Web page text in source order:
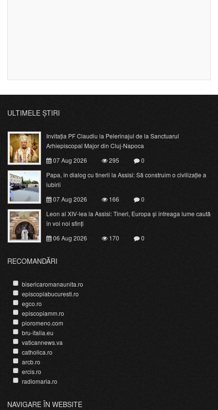
ULTIMELE ȘTIRI
Invitația PF Claudiu la Pelerinajul de la Sanctuarul
Arhiepiscopal Major din Cluj-Napoca
07 Aug 2026
295
0
Papa, în dialog cu tinerii la Assisi: Să construim o civilizație a
iubirii
07 Aug 2026
166
0
Leon al XIV-lea la Assisi: Tineri, Europa și întreaga lume caută
în voi noi sfinți
06 Aug 2026
170 0
RECOMANDĂRI
bisericaromanaunita.ro
episcopiabucuresti.ro
egco.ro
episcopiamm.ro
pioromeno.com
bru-italia.eu
vaticannews.va
catholica.ro
arcb.ro
ercis.ro
radiomaria.ro
NAVIGARE ÎN WEBSITE